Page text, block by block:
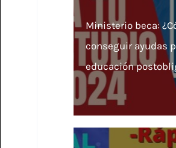
Ministerio beca:
conseguir ayudas
educación